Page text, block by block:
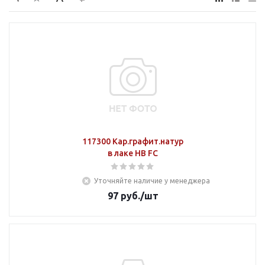
117300 Кар.графит.натур
в лаке НВ FC
Уточняйте наличие у менеджера
97руб./шт